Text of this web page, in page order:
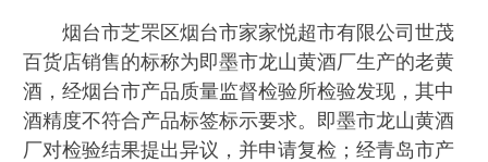
烟台市芝罘区烟台市家家悦超市有限公司世茂
百货店销售的标称为即墨市龙山黄酒厂生产的老黄
酒，经烟台市产品质量监督检验所检验发现，其中
酒精度不符合产品标签标示要求。即墨市龙山黄酒
厂对检验结果提出异议，并申请复检；经青岛市产